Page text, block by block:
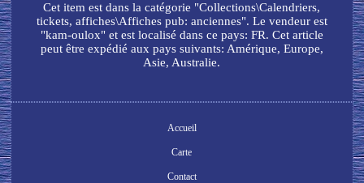
Cet item est dans la catégorie "Collections\Calendriers,
tickets, affiches\Affiches pub: anciennes". Le vendeur est
"kam-oulox" et est localisé dans ce pays: FR. Cet article
peut être expédié aux pays suivants: Amérique, Europe,
Asie, Australie.
Accueil
Carte
Contact